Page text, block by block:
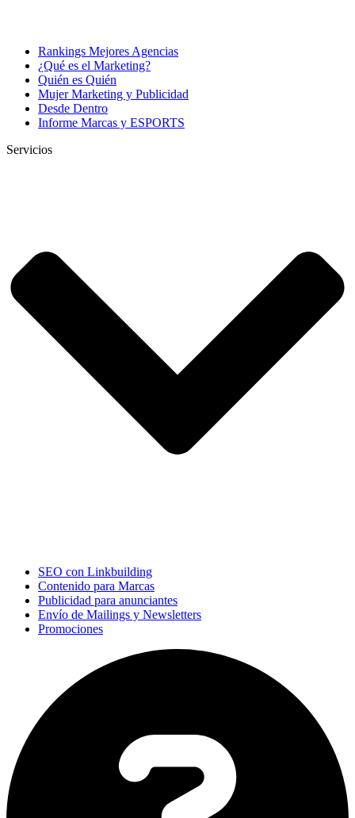
Rankings Mejores Agencias
¿Qué es el Marketing?
Quién es Quién
Mujer Marketing y Publicidad
Desde Dentro
Informe Marcas y ESPORTS
Servicios
SEO con Linkbuilding
Contenido para Marcas
Publicidad para anunciantes
Envío de Mailings y Newsletters
Promociones